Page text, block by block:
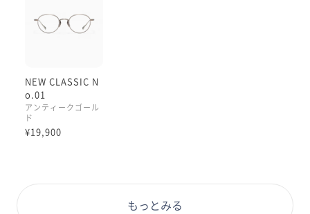
どなたでも“ハリーポッター気分”を楽しめます。
感のあるコートでスタイリング。
物語性を感じさせる組み合わせが、コーディネート全体
に奥行きを与えてくれます。
ぜひ、この高級感あふれる一本を店頭にてお試しくださ
NEW CLASSIC N
o.01
アンティークゴール
ド
¥19,900
もっとみる